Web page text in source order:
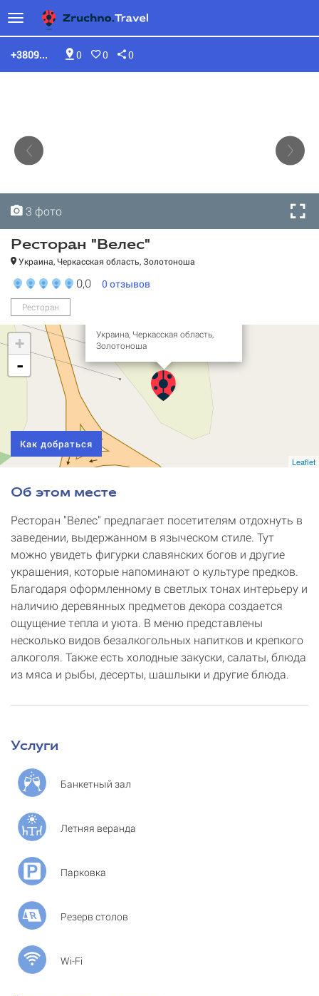
0 0 0
+3809...
3 фото
3 фото
3 фото
Ресторан "Велес"
Украина, Черкасская область, Золотоноша
0,0 0 отзывов
Ресторан
Украина, Черкасская область,
Золотоноша
+
-
Leaflet
Как добраться
Об этом месте
Ресторан "Велес" предлагает посетителям отдохнуть в
заведении, выдержанном в языческом стиле. Тут
можно увидеть фигурки славянских богов и другие
украшения, которые напоминают о культуре предков.
Благодаря оформленному в светлых тонах интерьеру и
наличию деревянных предметов декора создается
ощущение тепла и уюта. В меню представлены
несколько видов безалкогольных напитков и крепкого
алкоголя. Также есть холодные закуски, салаты, блюда
из мяса и рыбы, десерты, шашлыки и другие блюда.
Услуги
Банкетный зал
Летняя веранда
Парковка
Резерв столов
Wi-Fi